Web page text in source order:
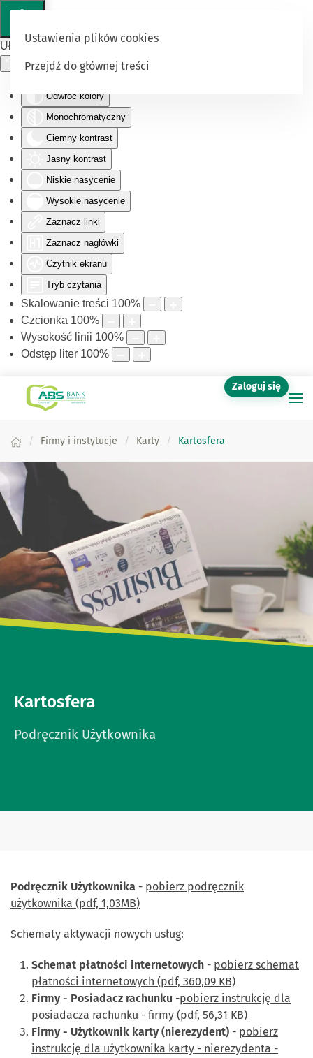
Ułatwienia dostępu
Odwróć kolory
Monochromatyczny
Ciemny kontrast
Jasny kontrast
Niskie nasycenie
Wysokie nasycenie
Zaznacz linki
Zaznacz nagłówki
Czytnik ekranu
Tryb czytania
Skalowanie treści 100%
Czcionka 100%
Wysokość linii 100%
Odstęp liter 100%
Ustawienia plików cookies
Przejdź do głównej treści
Zaloguj się
Firmy i instytucje Karty Kartosfera
Kartosfera
Podręcznik Użytkownika
Podręcznik Użytkownika - pobierz podręcznik
użytkownika (pdf, 1,03MB)
Schematy aktywacji nowych usług:
Schemat płatności internetowych - pobierz schemat
płatności internetowych (pdf, 360,09 KB)
Firmy - Posiadacz rachunku -pobierz instrukcję dla
posiadacza rachunku - firmy (pdf, 56,31 KB)
Firmy - Użytkownik karty (nierezydent) - pobierz
instrukcję dla użytkownika karty - nierezydenta -